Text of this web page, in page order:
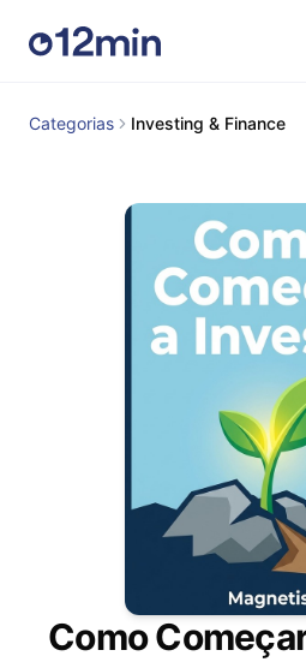
Categorias Investing & Finance
Como